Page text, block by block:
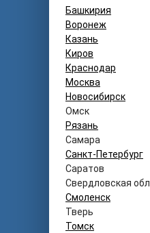
Башкирия
Воронеж
Казань
Киров
Краснодар
Москва
Новосибирск
Омск
Рязань
Самара
Санкт-Петербург
Саратов
Свердловская обл.
Смоленск
Тверь
Томск